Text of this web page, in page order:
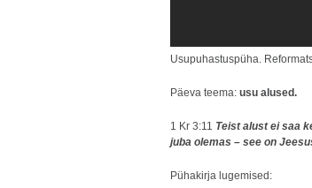
Usupuhastuspüha.
Päeva teema: usu alused.
1 Kr 3:11 Teist alust ei saa
juba olemas – see on
Pühakirja lugemised: